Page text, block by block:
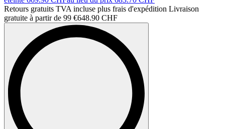
Retours gratuits TVA incluse plus frais d'expédition Livraison
gratuite à partir de 99 €648.90 CHF